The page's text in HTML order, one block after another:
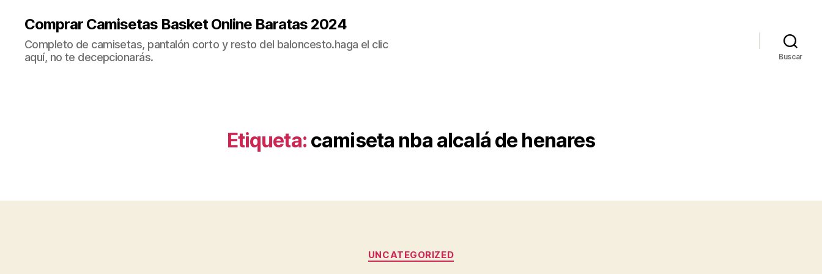
Comprar Camisetas Basket Online Baratas 2024
Completo de camisetas, pantalón corto y resto del baloncesto.haga el clic
aquí, no te decepcionarás.
Buscar
Etiqueta: camiseta nba alcalá de henares
Categorías
UNCATEGORIZED